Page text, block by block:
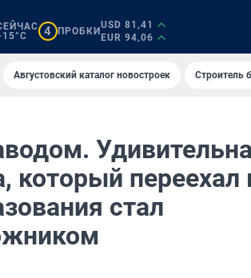
4 ПРОБКИ
USD 81,41
EUR 94,06
Августовский каталог новостроек Строитель
который переехал
стал